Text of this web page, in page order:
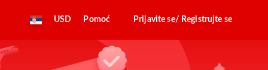
USD Pomoć Prijavite se/ Registrujte se